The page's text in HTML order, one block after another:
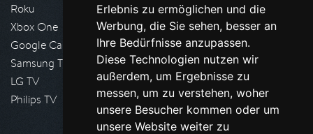
Erlebnis zu ermöglichen und die
Werbung, die Sie sehen, besser an
Ihre Bedürfnisse anzupassen.
Diese Technologien nutzen wir
außerdem, um Ergebnisse zu
messen, um zu verstehen, woher
unsere Besucher kommen oder um
unsere Website weiter zu
Roku
Xbox One
Google Cast
Samsung TV
LG TV
Philips TV